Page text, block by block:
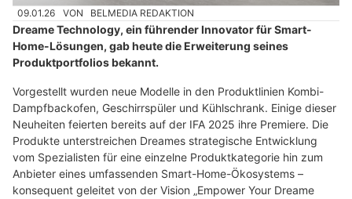
09.01.26 VON BELMEDIA REDAKTION
Dreame Technology, ein führender Innovator für Smart-
Home-Lösungen, gab heute die Erweiterung seines
Produktportfolios bekannt.
Vorgestellt wurden neue Modelle in den Produktlinien Kombi-
Dampfbackofen, Geschirrspüler und Kühlschrank. Einige dieser
Neuheiten feierten bereits auf der IFA 2025 ihre Premiere. Die
Produkte unterstreichen Dreames strategische Entwicklung
vom Spezialisten für eine einzelne Produktkategorie hin zum
Anbieter eines umfassenden Smart-Home-Ökosystems –
konsequent geleitet von der Vision „Empower Your Dreame